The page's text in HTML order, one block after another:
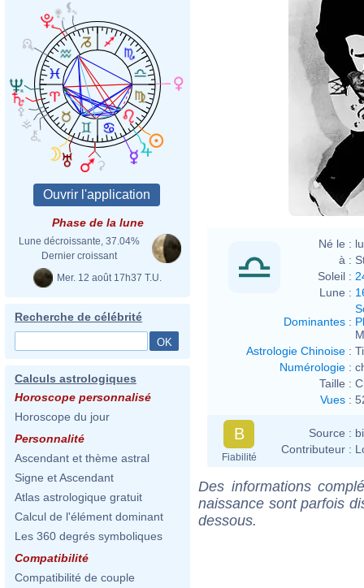
Phase de la lune
Lune décroissante, 37.04%
Dernier croissant
Mer. 12 août 17h37 T.U.
Recherche de célébrité
Calculs astrologiques
Horoscope personnalisé
Horoscope du jour
Personnalité
Ascendant et thème astral
Signe et Ascendant
Atlas astrologique gratuit
Calcul de l'élément dominant
Les 360 degrés symboliques
Compatibilité
Compatibilité de couple
Né le :
à :
Soleil :
Lune :
Dominantes :
Astrologie Chinoise :
Numérologie :
Taille :
Vues :
B
Fiabilité
Source :
Contributeur :
Des informations
naissance sont parfois
dessous.